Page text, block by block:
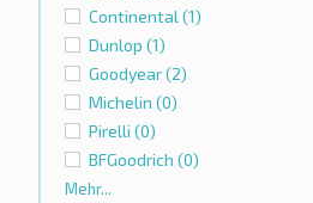
Continental (1)
Dunlop (1)
Goodyear(2)
Michelin (0)
Pirelli (0)
BFGoodrich (0)
Mehr...